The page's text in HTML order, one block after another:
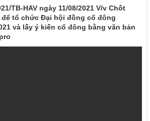
TB-HAV ngày 11/08/2021 V/v Chốt
tổ chức Đại hội đồng cổ đông
và lấy ý kiến cổ đông bằng văn bản